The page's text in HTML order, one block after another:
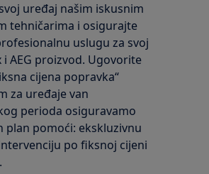
uređaj našim iskusnim
tehničarima i osigurajte
uslugu za svoj
i AEG proizvod. Ugovorite
cijena popravka“
za uređaje van
perioda osiguravamo
plan pomoći: ekskluzivnu
po fiksnoj cijeni